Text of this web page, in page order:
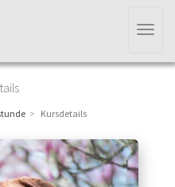
Kursdetails